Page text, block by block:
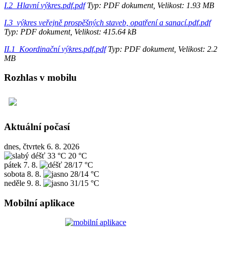
I.2_Hlavní výkres.pdf.pdfTyp: PDF dokument, Velikost: 1.93 MB
I.3_výkres veřejně prospěšných staveb, opatření a sanací.pdf.pdf
Typ: PDF dokument, Velikost: 415.64 kB
II.1_Koordinační výkres.pdf.pdfTyp: PDF dokument, Velikost: 2.2
MB
Rozhlas v mobilu
Aktuální počasí
dnes, čtvrtek 6. 8. 2026
33 °C 20 °C
pátek 7. 8.
28/17 °C
sobota 8. 8.
28/14 °C
neděle 9. 8. 31/15 °C
Mobilní aplikace